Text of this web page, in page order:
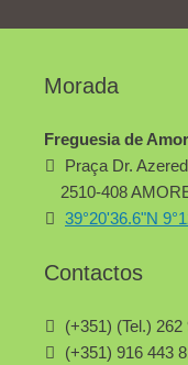
Morada
Freguesia de
Praça Dr.
2510-408
39°20'36.6"N
Contactos
(+351) (Tel.)
(+351) 916 443